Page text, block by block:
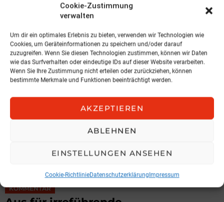
Cookie-Zustimmung
verwalten
Um dir ein optimales Erlebnis zu bieten, verwenden wir Technologien wie
Cookies, um Geräteinformationen zu speichern und/oder darauf
zuzugreifen. Wenn Sie diesen Technologien zustimmen, können wir Daten
wie das Surfverhalten oder eindeutige IDs auf dieser Website verarbeiten.
Wenn Sie Ihre Zustimmung nicht erteilen oder zurückziehen, können
bestimmte Merkmale und Funktionen beeinträchtigt werden.
AKZEPTIEREN
ABLEHNEN
EINSTELLUNGEN ANSEHEN
Cookie-RichtlinieDatenschutzerklärungImpressum
Nächster Artikel
Insolvenzstatistik
MEHR AUS:KOMMENTAR
KOMMENTAR